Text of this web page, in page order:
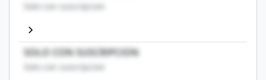
Solo con suscripcion
SOLO CON SUSCRIPCION
Solo con suscripcion